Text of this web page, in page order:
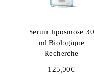
Serum liposmose 30
ml Biologique
Recherche
125,00€